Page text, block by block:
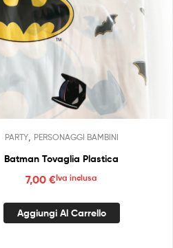
PARTY, PERSONAGGI BAMBINI
Batman Tovaglia Plastica
7,00€Iva inclusa
Aggiungi Al Carrello